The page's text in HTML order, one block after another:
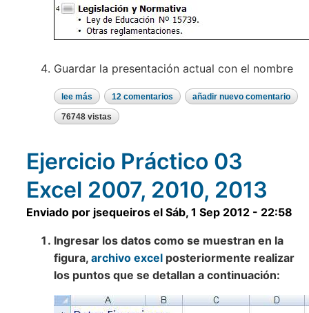
Guardar la presentación actual con el nombre
lee más sobre
ejercicio
práctico
01
2007,
2010,
12 comentarios añadir nuevo comentario
76748 vistas
Ejercicio Práctico 03
Excel 2007, 2010, 2013
Enviado por jsequeiros el Sáb, 1 Sep 2012 - 22:58
Ingresar los datos como se muestran en la
figura, archivo excel posteriormente realizar
los puntos que se detallan a continuación: